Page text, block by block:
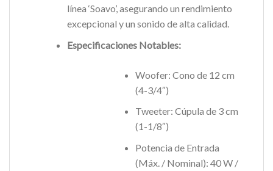
línea ‘Soavo’, asegurando un rendimiento
excepcional y un sonido de alta calidad.
Especificaciones Notables:
Woofer: Cono de 12 cm
(4-3/4″)
Tweeter: Cúpula de 3 cm
(1-1/8″)
Potencia de Entrada
(Máx. / Nominal): 40 W /